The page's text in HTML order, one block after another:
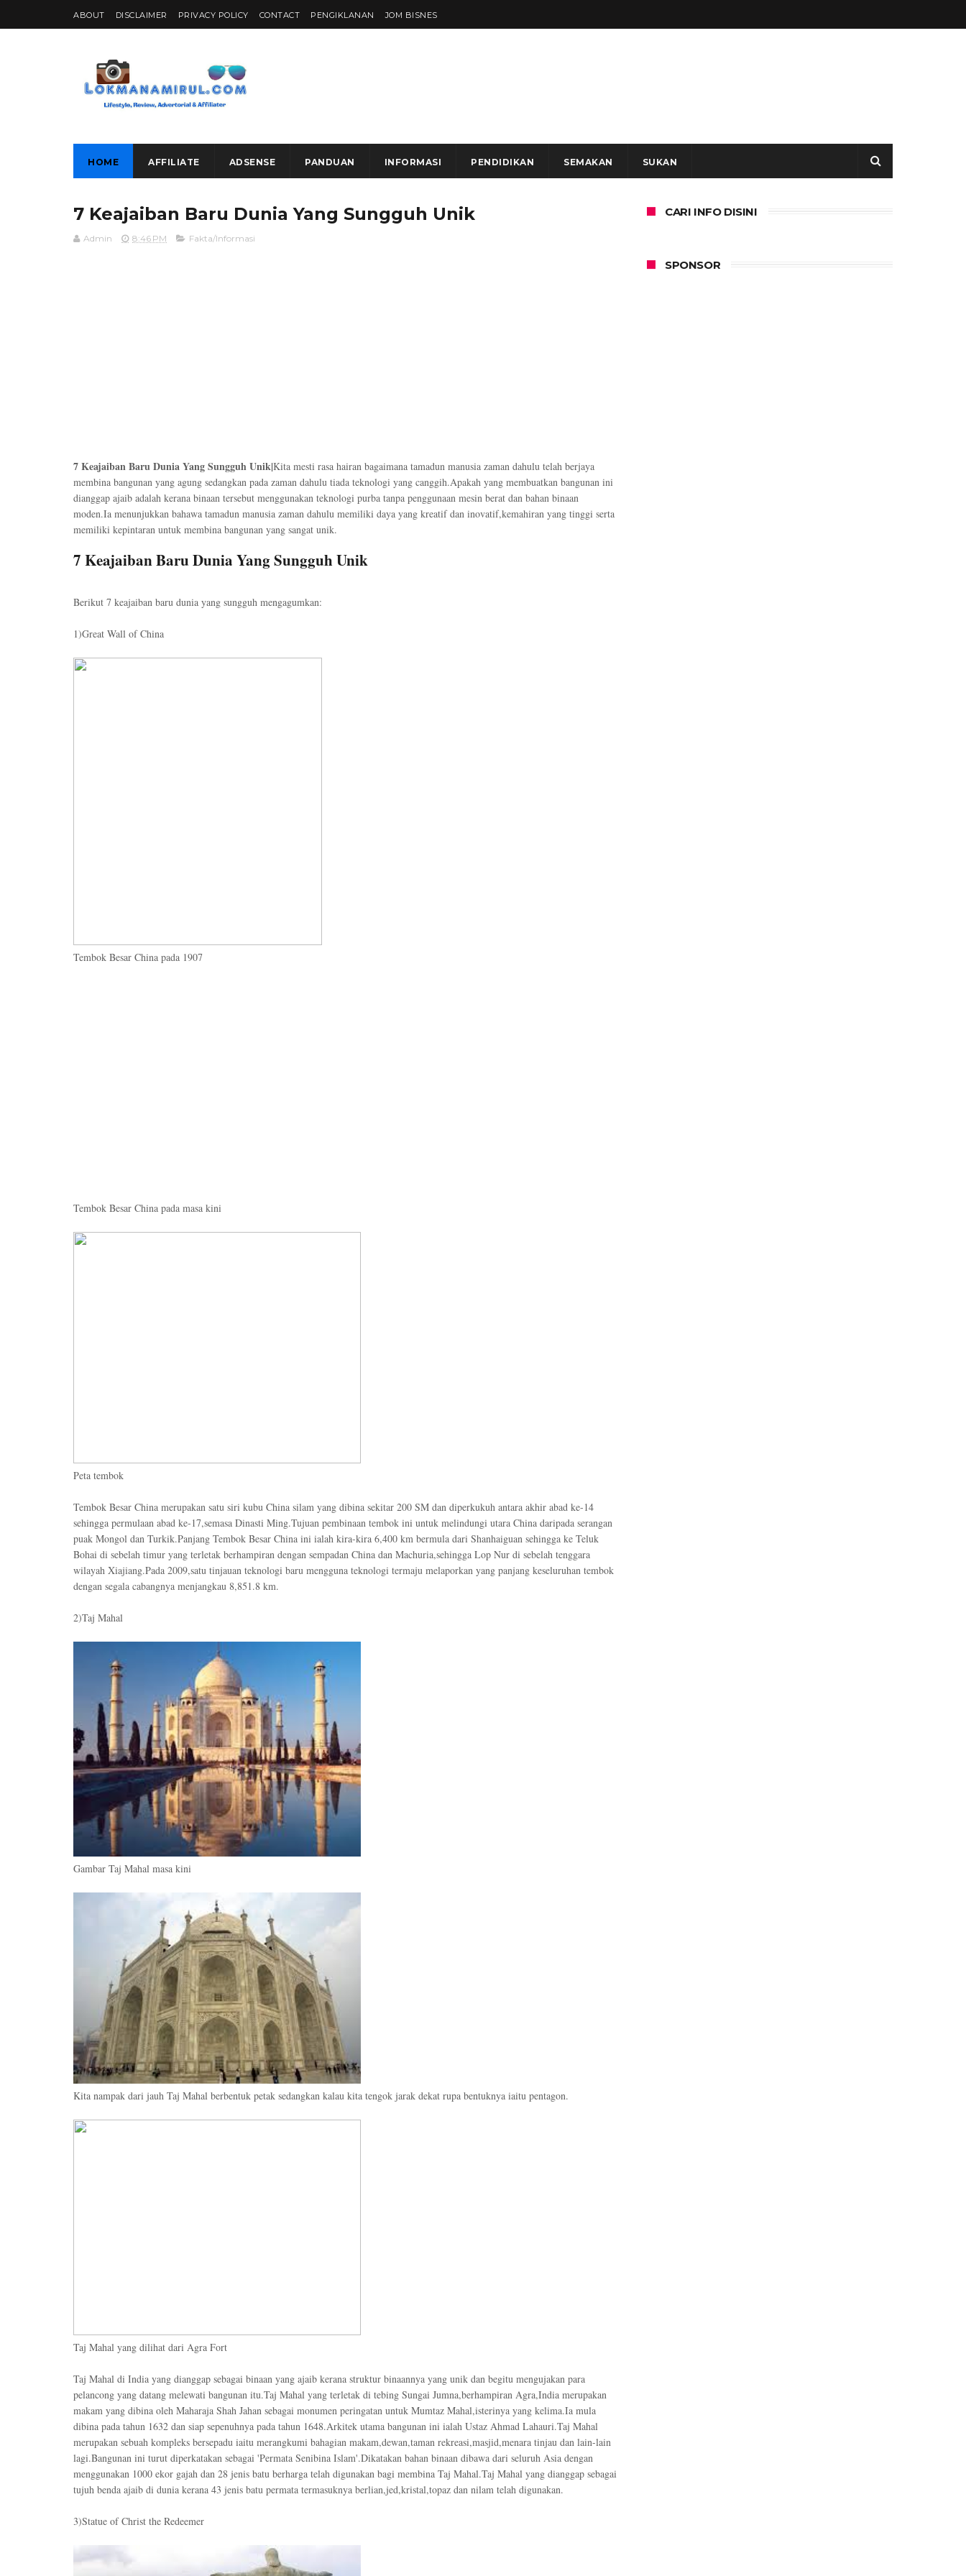
ABOUT DISCLAIMER PRIVACY POLICY CONTACT PENGIKLANAN JOM BISNES
HOME AFFILIATE ADSENSE PANDUAN INFORMASI PENDIDIKAN SEMAKAN SUKAN
7 Keajaiban Baru Dunia Yang Sungguh Unik
Admin 8:46 PM Fakta/Informasi
7 Keajaiban Baru Dunia Yang Sungguh Unik|Kita mesti rasa hairan bagaimana tamadun manusia zaman dahulu telah berjaya
membina bangunan yang agung sedangkan pada zaman dahulu tiada teknologi yang canggih.Apakah yang membuatkan bangunan ini
dianggap ajaib adalah kerana binaan tersebut menggunakan teknologi purba tanpa penggunaan mesin berat dan bahan binaan
moden.Ia menunjukkan bahawa tamadun manusia zaman dahulu memiliki daya yang kreatif dan inovatif,kemahiran yang tinggi serta
memiliki kepintaran untuk membina bangunan yang sangat unik.
7 Keajaiban Baru Dunia Yang Sungguh Unik
Berikut 7 keajaiban baru dunia yang sungguh mengagumkan:
1)Great Wall of China
Tembok Besar China pada 1907
Tembok Besar China pada masa kini
Peta tembok
Tembok Besar China merupakan satu siri kubu China silam yang dibina sekitar 200 SM dan diperkukuh antara akhir abad ke-14
sehingga permulaan abad ke-17,semasa Dinasti Ming.Tujuan pembinaan tembok ini untuk melindungi utara China daripada serangan
puak Mongol dan Turkik.Panjang Tembok Besar China ini ialah kira-kira 6,400 km bermula dari Shanhaiguan sehingga ke Teluk
Bohai di sebelah timur yang terletak berhampiran dengan sempadan China dan Machuria,sehingga Lop Nur di sebelah tenggara
wilayah Xiajiang.Pada 2009,satu tinjauan teknologi baru mengguna teknologi termaju melaporkan yang panjang keseluruhan tembok
dengan segala cabangnya menjangkau 8,851.8 km.
2)Taj Mahal
Gambar Taj Mahal masa kini
Kita nampak dari jauh Taj Mahal berbentuk petak sedangkan kalau kita tengok jarak dekat rupa bentuknya iaitu pentagon.
Taj Mahal yang dilihat dari Agra Fort
Taj Mahal di India yang dianggap sebagai binaan yang ajaib kerana struktur binaannya yang unik dan begitu mengujakan para
pelancong yang datang melewati bangunan itu.Taj Mahal yang terletak di tebing Sungai Jumna,berhampiran Agra,India merupakan
makam yang dibina oleh Maharaja Shah Jahan sebagai monumen peringatan untuk Mumtaz Mahal,isterinya yang kelima.Ia mula
dibina pada tahun 1632 dan siap sepenuhnya pada tahun 1648.Arkitek utama bangunan ini ialah Ustaz Ahmad Lahauri.Taj Mahal
merupakan sebuah kompleks bersepadu iaitu merangkumi bahagian makam,dewan,taman rekreasi,masjid,menara tinjau dan lain-lain
lagi.Bangunan ini turut diperkatakan sebagai 'Permata Senibina Islam'.Dikatakan bahan binaan dibawa dari seluruh Asia dengan
menggunakan 1000 ekor gajah dan 28 jenis batu berharga telah digunakan bagi membina Taj Mahal.Taj Mahal yang dianggap sebagai
tujuh benda ajaib di dunia kerana 43 jenis batu permata termasuknya berlian,jed,kristal,topaz dan nilam telah digunakan.
3)Statue of Christ the Redeemer
CARI INFO DISINI
SPONSOR